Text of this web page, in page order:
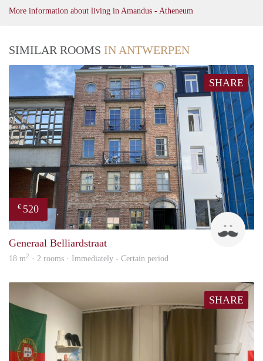
More information about living in Amandus - Atheneum
SIMILAR ROOMS IN ANTWERPEN
SHARE
€ 520
Tom
Generaal Belliardstraat
18 m2 · 2 rooms · Immediately - Certain period
SHARE